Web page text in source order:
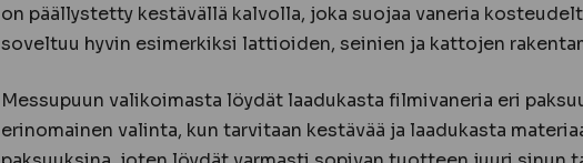
on päällystetty kestävällä kalvolla, joka suojaa vaneria
soveltuu hyvin esimerkiksi lattioiden, seinien ja kattojen
Messupuun valikoimasta löydät laadukasta filmivaneria eri
erinomainen valinta, kun tarvitaan kestävää ja laadukasta